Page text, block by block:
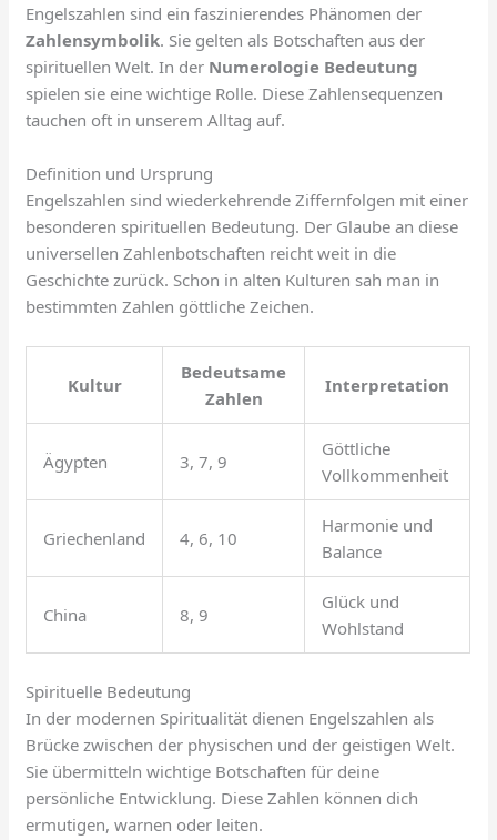
Engelszahlen sind ein faszinierendes Phänomen der
Zahlensymbolik. Sie gelten als Botschaften aus der
spirituellen Welt. In der Numerologie Bedeutung
spielen sie eine wichtige Rolle. Diese Zahlensequenzen
tauchen oft in unserem Alltag auf.
Definition und Ursprung
Engelszahlen sind wiederkehrende Ziffernfolgen mit einer
besonderen spirituellen Bedeutung. Der Glaube an diese
universellen Zahlenbotschaften reicht weit in die
Geschichte zurück. Schon in alten Kulturen sah man in
bestimmten Zahlen göttliche Zeichen.
Kultur
Bedeutsame
Zahlen
Interpretation
Ägypten 3, 7, 9
Göttliche
Vollkommenheit
Griechenland 4, 6, 10
Harmonie und
Balance
China 8, 9
Glück und
Wohlstand
Spirituelle Bedeutung
In der modernen Spiritualität dienen Engelszahlen als
Brücke zwischen der physischen und der geistigen Welt.
Sie übermitteln wichtige Botschaften für deine
persönliche Entwicklung. Diese Zahlen können dich
ermutigen, warnen oder leiten.